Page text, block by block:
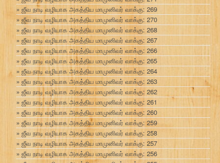
ஜீவ நாடி வழியாக அகத்திய மாமுனிவர் வாக்கு: 269
ஜீவ நாடி வழியாக அகத்திய மாமுனிவர் வாக்கு: 270
ஜீவ நாடி வழியாக அகத்திய மாமுனிவர் வாக்கு: 268
ஜீவ நாடி வழியாக அகத்திய மாமுனிவர் வாக்கு: 267
ஜீவ நாடி வழியாக அகத்திய மாமுனிவர் வாக்கு: 266
ஜீவ நாடி வழியாக அகத்திய மாமுனிவர் வாக்கு: 265
ஜீவ நாடி வழியாக அகத்திய மாமுனிவர் வாக்கு: 264
ஜீவ நாடி வழியாக அகத்திய மாமுனிவர் வாக்கு: 263
ஜீவ நாடி வழியாக அகத்திய மாமுனிவர் வாக்கு: 262
ஜீவ நாடி வழியாக அகத்திய மாமுனிவர் வாக்கு: 261
ஜீவ நாடி வழியாக அகத்திய மாமுனிவர் வாக்கு: 260
ஜீவ நாடி வழியாக அகத்திய மாமுனிவர் வாக்கு: 259
ஜீவ நாடி வழியாக அகத்திய மாமுனிவர் வாக்கு: 258
ஜீவ நாடி வழியாக அகத்திய மாமுனிவர் வாக்கு: 257
ஜீவ நாடி வழியாக அகத்திய மாமுனிவர் வாக்கு: 256